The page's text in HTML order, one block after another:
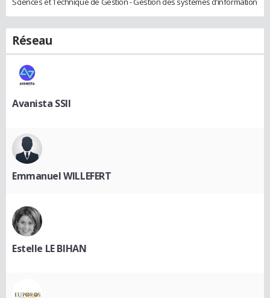
Réseau
Avanista SSII
Emmanuel WILLEFERT
Estelle LE BIHAN